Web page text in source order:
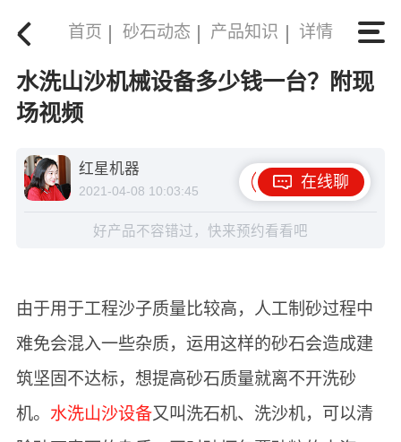
首页 砂石动态 产品知识 详情
水洗山沙机械设备多少钱一台？附现
场视频
红星机器
2021-04-08 10:03:45
在线聊
好产品不容错过，快来预约看看吧
由于用于工程沙子质量比较高，人工制砂过程中
难免会混入一些杂质，运用这样的砂石会造成建
筑坚固不达标，想提高砂石质量就离不开洗砂
机。 水洗山沙设备又叫洗石机、洗沙机，可以清